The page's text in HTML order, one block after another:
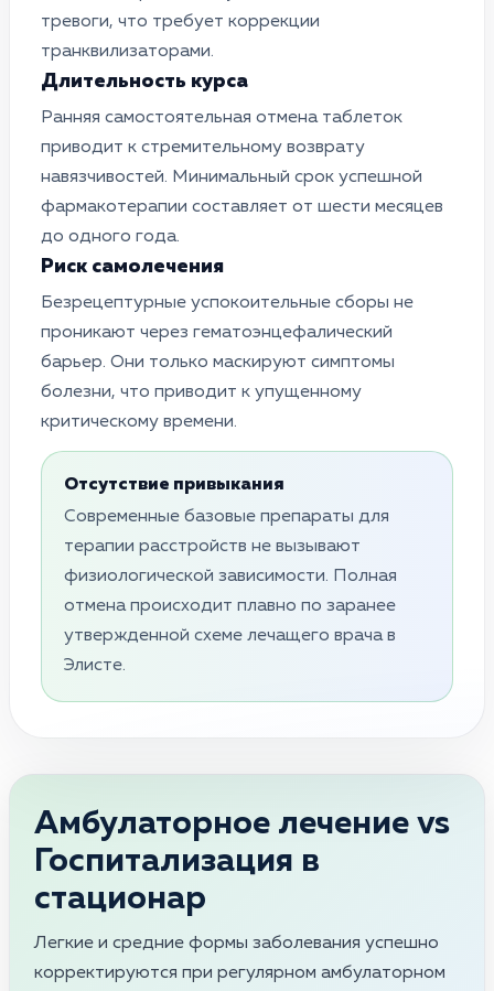
тревоги, что требует коррекции
транквилизаторами.
Длительность курса
Ранняя самостоятельная отмена таблеток
приводит к стремительному возврату
навязчивостей. Минимальный срок успешной
фармакотерапии составляет от шести месяцев
до одного года.
Риск самолечения
Безрецептурные успокоительные сборы не
проникают через гематоэнцефалический
барьер. Они только маскируют симптомы
болезни, что приводит к упущенному
критическому времени.
Отсутствие привыкания
Современные базовые препараты для
терапии расстройств не вызывают
физиологической зависимости. Полная
отмена происходит плавно по заранее
утвержденной схеме лечащего врача в
Элисте.
Амбулаторное лечение vs
Госпитализация в
стационар
Легкие и средние формы заболевания успешно
корректируются при регулярном амбулаторном